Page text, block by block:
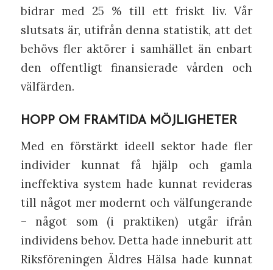
bidrar med 25 % till ett friskt liv. Vår
slutsats är, utifrån denna statistik, att det
behövs fler aktörer i samhället än enbart
den offentligt finansierade vården och
välfärden.
HOPP OM FRAMTIDA MÖJLIGHETER
Med en förstärkt ideell sektor hade fler
individer kunnat få hjälp och gamla
ineffektiva system hade kunnat revideras
till något mer modernt och välfungerande
– något som (i praktiken) utgår ifrån
individens behov. Detta hade inneburit att
Riksföreningen Äldres Hälsa hade kunnat